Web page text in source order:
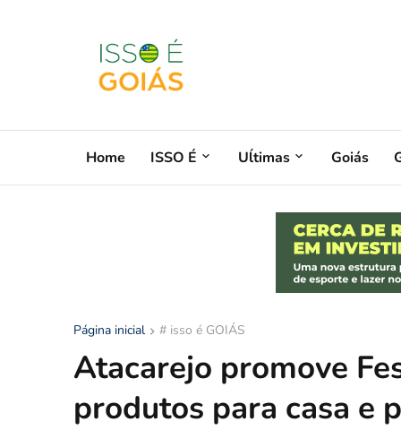
Home ISSO É Uĺtimas Goiás
Página inicial # isso é GOIÁS
Atacarejo promove
produtos para casa e